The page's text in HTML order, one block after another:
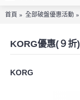
首頁 全部破盤優惠活動
KORG優惠(９折)
KORG